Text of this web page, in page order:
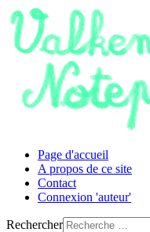
Page d'accueil
A propos de ce site
Contact
Connexion 'auteur'
Rechercher